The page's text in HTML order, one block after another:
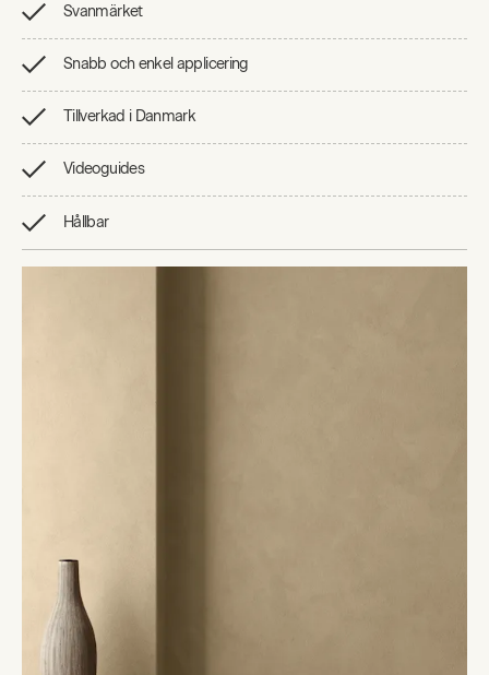
Svanmärket
Snabb och enkel applicering
Tillverkad i Danmark
Videoguides
Hållbar